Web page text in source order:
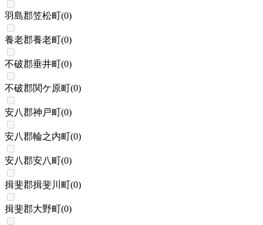
羽島郡笠松町(0)
養老郡養老町(0)
不破郡垂井町(0)
不破郡関ケ原町(0)
安八郡神戸町(0)
安八郡輪之内町(0)
安八郡安八町(0)
揖斐郡揖斐川町(0)
揖斐郡大野町(0)